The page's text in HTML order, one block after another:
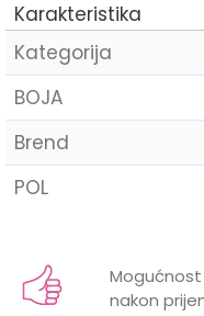
Karakteristika
Kategorija
BOJA
Brend
POL
Email
nakon